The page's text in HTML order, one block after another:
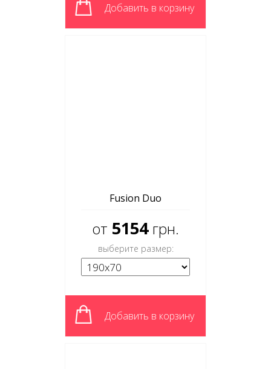
Добавить в корзину
Fusion Duo
от 5154 грн.
выберите размер:
Добавить в корзину